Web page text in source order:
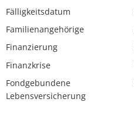
Fälligkeitsdatum
Familienangehörige
Finanzierung
Finanzkrise
Fondgebundene
Lebensversicherung